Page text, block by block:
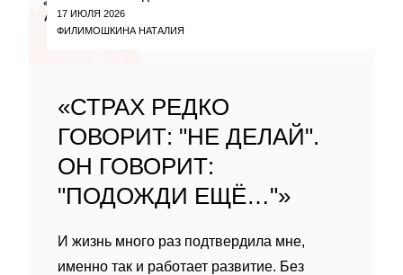
17 ИЮЛЯ 2026
ФИЛИМОШКИНА НАТАЛИЯ
«СТРАХ РЕДКО
ГОВОРИТ: "НЕ ДЕЛАЙ".
ОН ГОВОРИТ:
"ПОДОЖДИ ЕЩЁ…"»
И жизнь много раз подтвердила мне,
именно так и работает развитие. Без